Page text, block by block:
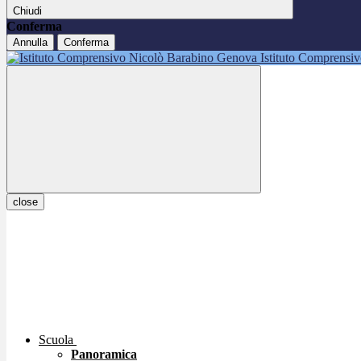
Chiudi
Conferma
Annulla Conferma
Istituto
close
Scuola
Panoramica